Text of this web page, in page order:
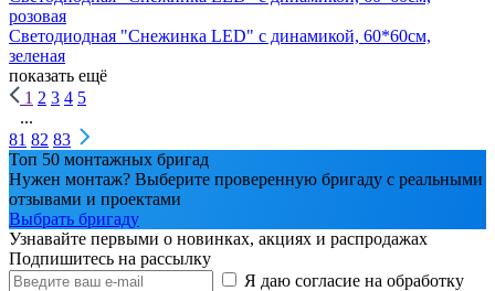
розовая
Светодиодная "Снежинка LED" с динамикой, 60*60см,
зеленая
показать ещё
1 2 3 4 5
...
81 82 83
Топ 50 монтажных бригад
Нужен монтаж? Выберите проверенную бригаду с реальными
отзывами и проектами
Выбрать бригаду
Узнавайте первыми о новинках, акциях и распродажах
Подпишитесь на рассылку
Я даю согласие на обработку